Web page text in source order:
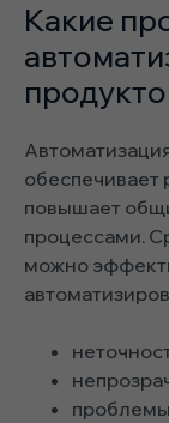
Какие
обеспечивает
повышает
процессами.
можно